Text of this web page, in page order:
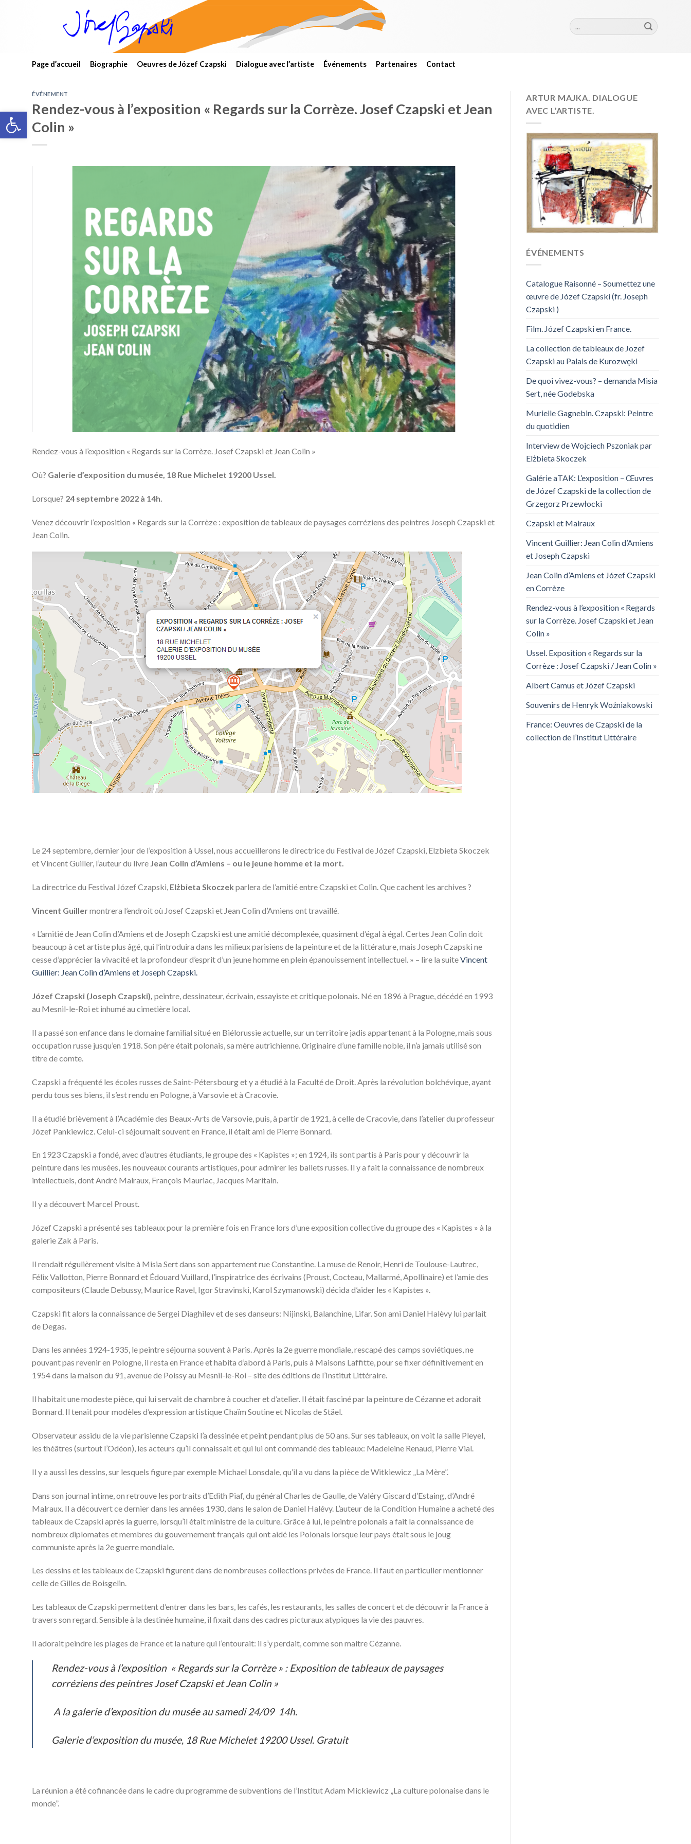
Open toolbar
Szukaj:
Page d’accueil Biographie Oeuvres de Józef Czapski Dialogue avec l’artiste Événements Partenaires Contact
ÉVÉNEMENT
Rendez-vous à l’exposition « Regards sur la Corrèze. Josef Czapski et Jean
Colin »
Rendez-vous à l’exposition « Regards sur la Corrèze. Josef Czapski et Jean Colin »
Où? Galerie d’exposition du musée, 18 Rue Michelet 19200 Ussel.
Lorsque? 24 septembre 2022 à 14h.
Venez découvrir l’exposition « Regards sur la Corrèze : exposition de tableaux de paysages corréziens des peintres Joseph Czapski et
Jean Colin.
Le 24 septembre, dernier jour de l’exposition à Ussel, nous accueillerons le directrice du Festival de Józef Czapski, Elzbieta Skoczek
et Vincent Guiller, l’auteur du livre Jean Colin d’Amiens – ou le jeune homme et la mort.
La directrice du Festival Józef Czapski, Elżbieta Skoczek parlera de l’amitié entre Czapski et Colin. Que cachent les archives ?
Vincent Guillermontrera l’endroit où Josef Czapski et Jean Colin d’Amiens ont travaillé.
« L’amitié de Jean Colin d’Amiens et de Joseph Czapski est une amitié décomplexée, quasiment d’égal à égal. Certes Jean Colin doit
beaucoup à cet artiste plus âgé, qui l’introduira dans les milieux parisiens de la peinture et de la littérature, mais Joseph Czapski ne
cesse d’apprécier la vivacité et la profondeur d’esprit d’un jeune homme en plein épanouissement intellectuel. » – lire la suiteVincent
Guillier: Jean Colin d’Amiens et Joseph Czapski.
Józef Czapski (Joseph Czapski), peintre, dessinateur, écrivain, essayiste et critique polonais. Né en 1896 à Prague, décédé en 1993
au Mesnil-le-Roi et inhumé au cimetière local.
Il a passé son enfance dans le domaine familial situé en Biélorussie actuelle, sur un territoire jadis appartenant à la Pologne, mais sous
occupation russe jusqu’en 1918. Son père était polonais, sa mère autrichienne. 0riginaire d’une famille noble, il n’a jamais utilisé son
titre de comte.
Czapski a fréquenté les écoles russes de Saint-Pétersbourg et y a étudié à la Faculté de Droit. Après la révolution bolchévique, ayant
perdu tous ses biens, il s’est rendu en Pologne, à Varsovie et à Cracovie.
Il a étudié brièvement à l’Académie des Beaux-Arts de Varsovie, puis, à partir de 1921, à celle de Cracovie, dans l’atelier du professeur
Józef Pankiewicz. Celui-ci séjournait souvent en France, il était ami de Pierre Bonnard.
En 1923 Czapski a fondé, avec d’autres étudiants, le groupe des « Kapistes »; en 1924, ils sont partis à Paris pour y découvrir la
peinture dans les musées, les nouveaux courants artistiques, pour admirer les ballets russes. Il y a fait la connaissance de nombreux
intellectuels, dont André Malraux, François Mauriac, Jacques Maritain.
Il y a découvert Marcel Proust.
Józef Czapski a présenté ses tableaux pour la première fois en France lors d’une exposition collective du groupe des « Kapistes » à la
galerie Zak à Paris.
Il rendait régulièrement visite à Misia Sert dans son appartement rue Constantine. La muse de Renoir, Henri de Toulouse-Lautrec,
Félix Vallotton, Pierre Bonnard et Édouard Vuillard, l’inspiratrice des écrivains (Proust, Cocteau, Mallarmé, Apollinaire) et l’amie des
compositeurs (Claude Debussy, Maurice Ravel, Igor Stravinski, Karol Szymanowski) décida d’aider les « Kapistes ».
Czapski fit alors la connaissance de Sergei Diaghilev et de ses danseurs: Nijinski, Balanchine, Lifar. Son ami Daniel Halèvy lui parlait
de Degas.
Dans les années 1924-1935, le peintre séjourna souvent à Paris. Après la 2e guerre mondiale, rescapé des camps soviétiques, ne
pouvant pas revenir en Pologne, il resta en France et habita d’abord à Paris, puis à Maisons Laffitte, pour se fixer définitivement en
1954 dans la maison du 91, avenue de Poissy au Mesnil-le-Roi – site des éditions de l’Institut Littéraire.
Il habitait une modeste pièce, qui lui servait de chambre à coucher et d’atelier. Il était fasciné par la peinture de Cézanne et adorait
Bonnard. Il tenait pour modèles d’expression artistique Chaïm Soutine et Nicolas de Stäel.
Observateur assidu de la vie parisienne Czapski l’a dessinée et peint pendant plus de 50 ans. Sur ses tableaux, on voit la salle Pleyel,
les théâtres (surtout l’Odéon), les acteurs qu’il connaissait et qui lui ont commandé des tableaux: Madeleine Renaud, Pierre Vial.
Il y a aussi les dessins, sur lesquels figure par exemple Michael Lonsdale, qu’il a vu dans la pièce de Witkiewicz „La Mère”.
Dans son journal intime, on retrouve les portraits d’Edith Piaf, du général Charles de Gaulle, de Valéry Giscard d’Estaing, d’André
Malraux. Il a découvert ce dernier dans les années 1930, dans le salon de Daniel Halévy. L’auteur de la Condition Humaine a acheté des
tableaux de Czapski après la guerre, lorsqu’il était ministre de la culture. Grâce à lui, le peintre polonais a fait la connaissance de
nombreux diplomates et membres du gouvernement français qui ont aidé les Polonais lorsque leur pays était sous le joug
communiste après la 2e guerre mondiale.
Les dessins et les tableaux de Czapski figurent dans de nombreuses collections privées de France. Il faut en particulier mentionner
celle de Gilles de Boisgelin.
Les tableaux de Czapski permettent d’entrer dans les bars, les cafés, les restaurants, les salles de concert et de découvrir la France à
travers son regard. Sensible à la destinée humaine, il fixait dans des cadres picturaux atypiques la vie des pauvres.
Il adorait peindre les plages de France et la nature qui l’entourait: il s’y perdait, comme son maitre Cézanne.
Rendez-vous à l’exposition « Regards sur la Corrèze » : Exposition de tableaux de paysages
corréziens des peintres Josef Czapski et Jean Colin »
A la galerie d’exposition du musée au samedi 24/09 14h.
Galerie d’exposition du musée, 18 Rue Michelet 19200 Ussel. Gratuit
La réunion a été cofinancée dans le cadre du programme de subventions de l’Institut Adam Mickiewicz „La culture polonaise dans le
monde”.
ARTUR MAJKA. DIALOGUE
AVEC L’ARTISTE.
ÉVÉNEMENTS
Catalogue Raisonné – Soumettez une
œuvre de Józef Czapski (fr. Joseph
Czapski )
Film. Józef Czapski en France.
La collection de tableaux de Jozef
Czapski au Palais de Kurozwęki
De quoi vivez-vous? – demanda Misia
Sert, née Godebska
Murielle Gagnebin. Czapski: Peintre
du quotidien
Interview de Wojciech Pszoniak par
Elżbieta Skoczek
Galérie aTAK: L’exposition – Œuvres
de Józef Czapski de la collection de
Grzegorz Przewłocki
Czapski et Malraux
Vincent Guillier: Jean Colin d’Amiens
et Joseph Czapski
Jean Colin d’Amiens et Józef Czapski
en Corrèze
Rendez-vous à l’exposition « Regards
sur la Corrèze. Josef Czapski et Jean
Colin »
Ussel. Exposition « Regards sur la
Corrèze : Josef Czapski / Jean Colin »
Albert Camus et Józef Czapski
Souvenirs de Henryk Woźniakowski
France: Oeuvres de Czapski de la
collection de l’Institut Littéraire